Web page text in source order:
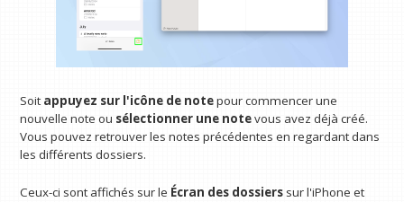
Soit appuyez sur l'icône de notepour commencer une
nouvelle note ou sélectionner une notevous avez déjà créé.
Vous pouvez retrouver les notes précédentes en regardant dans
les différents dossiers.
Ceux-ci sont affichés sur le Écran des dossierssur l'iPhone et